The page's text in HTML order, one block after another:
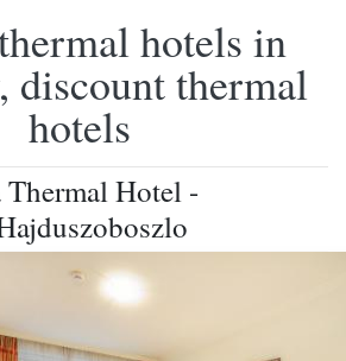
hotels in
discount thermal
hotels
Thermal Hotel -